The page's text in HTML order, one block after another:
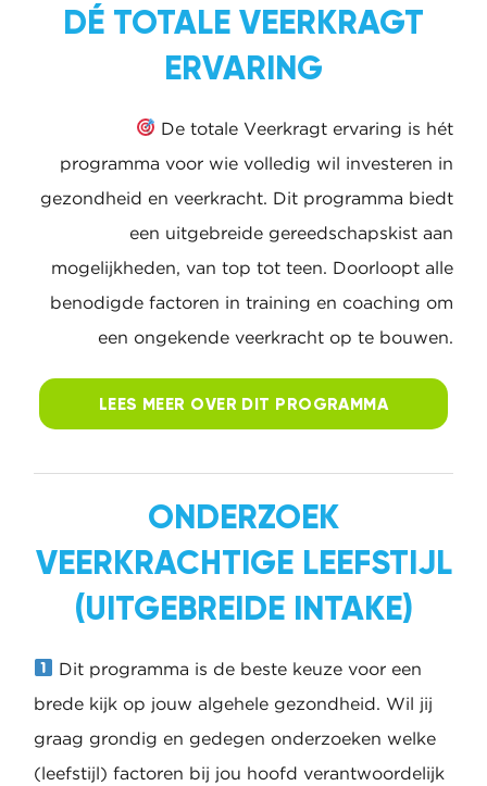
DÉ TOTALE VEERKRAGT
ERVARING
De totale Veerkragt ervaring is hét
programma voor wie volledig wil investeren in
gezondheid en veerkracht. Dit programma
biedt een uitgebreide gereedschapskist aan
mogelijkheden, van top tot teen. Doorloopt alle
benodigde factoren in training en coaching om
een ongekende veerkracht op te bouwen.
LEES MEER OVER DIT
ONDERZOEK
VEERKRACHTIGE
LEEFSTIJL (UITGEBREIDE
INTAKE)
Dit programma is de beste keuze voor een
brede kijk op jouw algehele gezondheid. Wil jij